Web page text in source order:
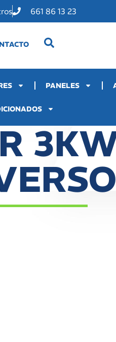
661 86 13 23
PANELES